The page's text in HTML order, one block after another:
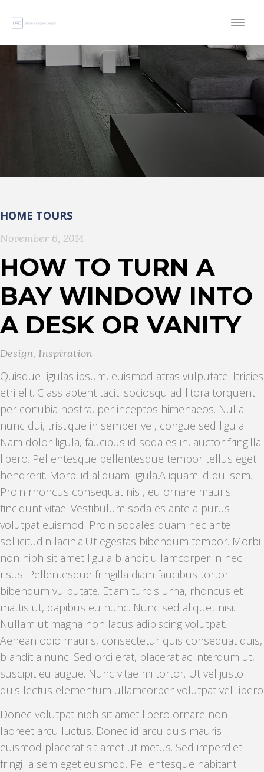
HOME TOURS
November 6, 2014
HOW TO TURN A
BAY WINDOW INTO
A DESK OR VANITY
Design, Inspiration
Quisque ligulas ipsum, euismod atras vulputate iltricies
etri elit. Class aptent taciti sociosqu ad litora torquent
per conubia nostra, per inceptos himenaeos. Nulla
nunc dui, tristique in semper vel, congue sed ligula.
Nam dolor ligula, faucibus id sodales in, auctor fringilla
libero. Pellentesque pellentesque tempor tellus eget
hendrerit. Morbi id aliquam ligula.Aliquam id dui sem.
Proin rhoncus consequat nisl, eu ornare mauris
tincidunt vitae. Vestibulum sodales ante a purus
volutpat euismod. Proin sodales quam nec ante
sollicitudin lacinia.Ut egestas bibendum tempor. Morbi
non nibh sit amet ligula blandit ullamcorper in nec
risus. Pellentesque fringilla diam faucibus tortor
bibendum vulputate. Etiam turpis urna, rhoncus et
mattis ut, dapibus eu nunc. Nunc sed aliquet nisi.
Nullam ut magna non lacus adipiscing volutpat.
Aenean odio mauris, consectetur quis consequat quis,
blandit a nunc. Sed orci erat, placerat ac interdum ut,
suscipit eu augue. Nunc vitae mi tortor. Ut vel justo
quis lectus elementum ullamcorper volutpat vel libero
Donec volutpat nibh sit amet libero ornare non
laoreet arcu luctus. Donec id arcu quis mauris
euismod placerat sit amet ut metus. Sed imperdiet
fringilla sem eget euismod. Pellentesque habitant